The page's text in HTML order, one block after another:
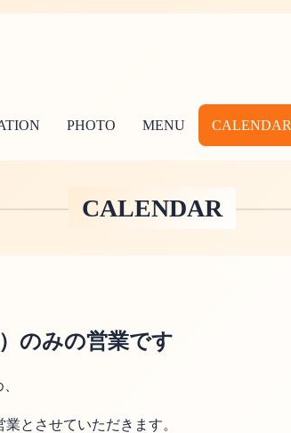
PHOTO MENU CALENDAR
CALENDAR
のみの営業です
とさせていただきます。